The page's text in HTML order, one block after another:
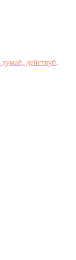
думай, действуй,